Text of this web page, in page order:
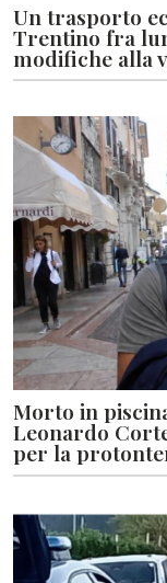
Un trasporto
Trentino fra
modifiche alla
Morto in
Leonardo
per la